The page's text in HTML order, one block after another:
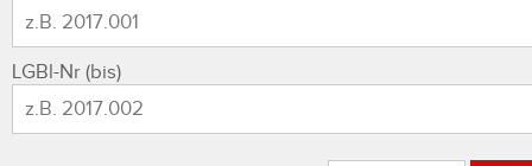
LGBl-Nr (bis)